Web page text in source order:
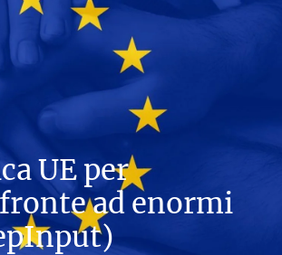
UE per
ad enormi